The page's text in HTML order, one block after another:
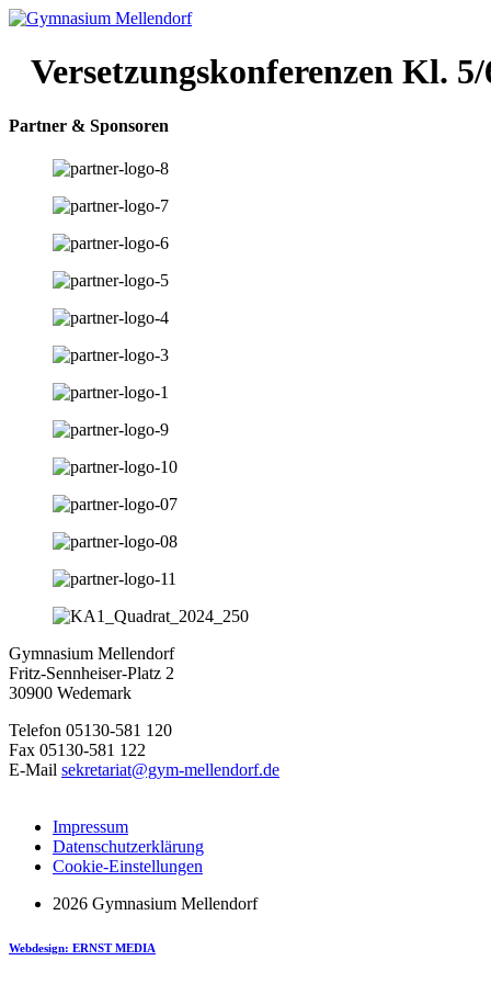
Zum
wechseln
Versetzungskonferenzen Kl. 5/
Partner & Sponsoren
Gymnasium Mellendorf
Fritz-Sennheiser-Platz 2
30900 Wedemark
Telefon 05130-581 120
Fax 05130-581 122
E-Mail sekretariat@gym-mellendorf.de
Impressum
Datenschutzerklärung
Cookie-Einstellungen
2026 Gymnasium Mellendorf
Webdesign: ERNST MEDIA